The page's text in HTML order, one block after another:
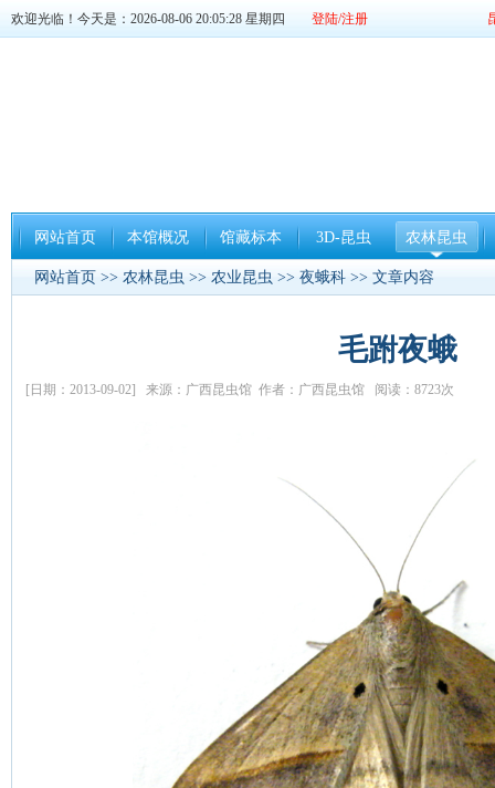
欢迎光临！今天是：2026-08-06 20:05:29 星期四 登陆/注册
网站首页 本馆概况 馆藏标本 3D-昆虫 农林昆虫
网站首页 >> 农林昆虫 >> 农业昆虫 >> 夜蛾科 >> 文章内容
毛跗夜蛾
[日期：2013-09-02] 来源：广西昆虫馆 作者：广西昆虫馆 阅读：8723次